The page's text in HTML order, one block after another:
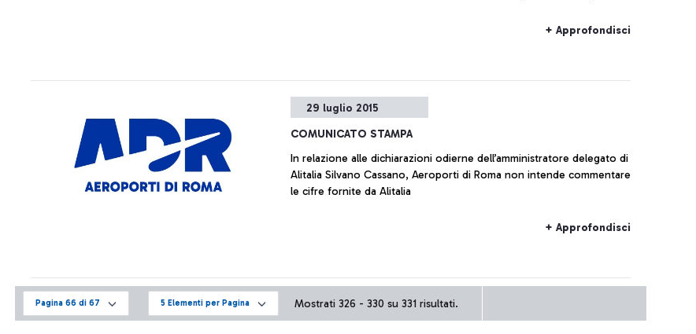
+ Approfondisci
29 luglio 2015
COMUNICATO STAMPA
In relazione alle dichiarazioni odierne dell’amministratore delegato di
Alitalia Silvano Cassano, Aeroporti di Roma non intende commentare
le cifre fornite da Alitalia
+ Approfondisci
Pagina 66 di 67 5 Elementi per Pagina Mostrati 326 - 330 su 331 risultati.